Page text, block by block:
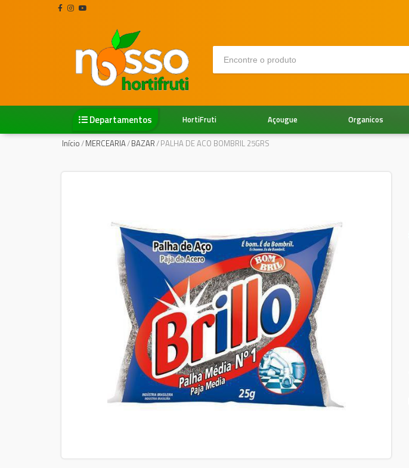
Departamentos Organicos
Açougue
HortiFruti
Início/MERCEARIA/BAZAR/PALHA DE ACO BOMBRIL 25GRS